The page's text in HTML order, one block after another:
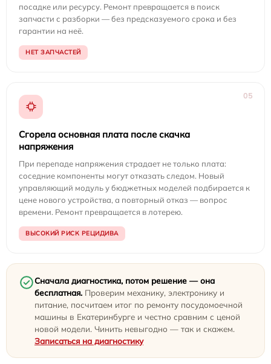
посадке или ресурсу. Ремонт превращается в поиск
запчасти с разборки — без предсказуемого срока и без
гарантии на неё.
НЕТ ЗАПЧАСТЕЙ
05
Сгорела основная плата после скачка
напряжения
При перепаде напряжения страдает не только плата:
соседние компоненты могут отказать следом. Новый
управляющий модуль у бюджетных моделей подбирается к
цене нового устройства, а повторный отказ — вопрос
времени. Ремонт превращается в лотерею.
ВЫСОКИЙ РИСК РЕЦИДИВА
Сначала диагностика, потом решение — она
бесплатная. Проверим механику, электронику и
питание, посчитаем итог по ремонту посудомоечной
машины в Екатеринбурге и честно сравним с ценой
новой модели. Чинить невыгодно — так и скажем.
Записаться на диагностику